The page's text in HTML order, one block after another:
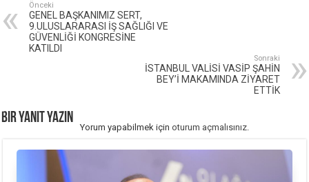
Önceki
GENEL BAŞKANIMIZ SERT,
9.ULUSLARARASI İŞ SAĞLIĞI VE
GÜVENLİĞİ KONGRESİNE
KATILDI
Sonraki
İSTANBUL VALİSİ VASİP ŞAHİN
BEY’İ MAKAMINDA ZİYARET
ETTİK
Bir yanıt yazın
Yorum yapabilmek içinoturum açmalısınız.